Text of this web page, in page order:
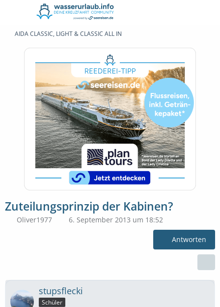
AIDA CLASSIC, LIGHT & CLASSIC ALL IN
Zuteilungsprinzip der Kabinen?
Oliver1977 6. September 2013 um 18:52
Antworten
stupsflecki
Schüler